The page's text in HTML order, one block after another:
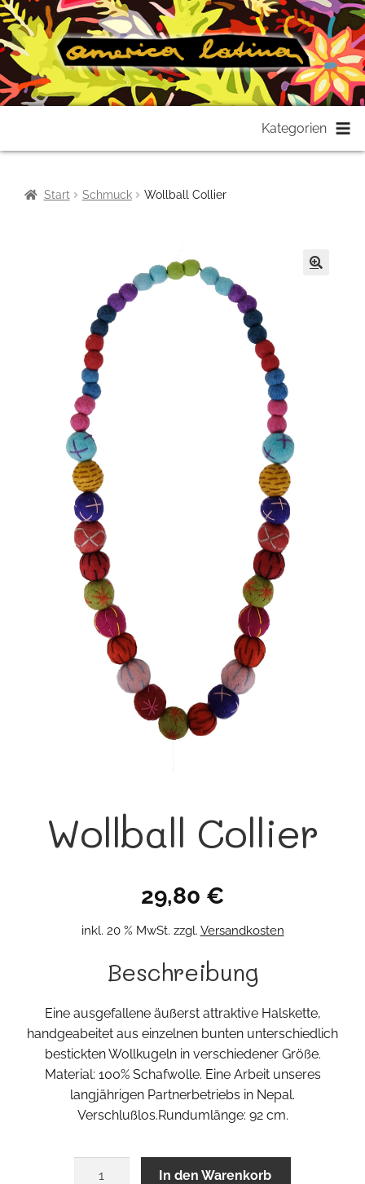
springen
springen
Kategorien
Start Schmuck Wollball Collier
Wollball Collier
29,80 €
inkl. 20 % MwSt. zzgl. Versandkosten
Beschreibung
Eine ausgefallene äußerst attraktive Halskette,
handgeabeitet aus einzelnen bunten unterschiedlich
bestickten Wollkugeln in verschiedener Größe.
Material: 100% Schafwolle. Eine Arbeit unseres
langjährigen Partnerbetriebs in Nepal.
Verschlußlos.Rundumlänge: 92 cm.
In den Warenkorb